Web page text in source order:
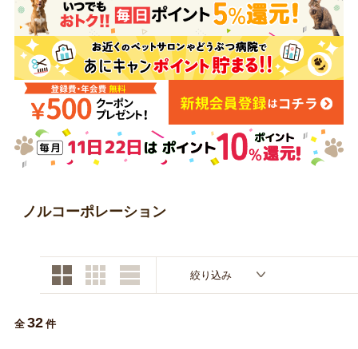
小動物・鳥 アクア・爬虫類・昆虫
ドッグフード キャットフード
美容・ケア用品 服・おさんぽ用品
日用品（デイリー）
トリマーグッズ
会員登録
あにまるキャンパスについて
アフターサービス
商品リクエスト
お問い合わせ
ノルコーポレーション
絞り込み
全 32 件